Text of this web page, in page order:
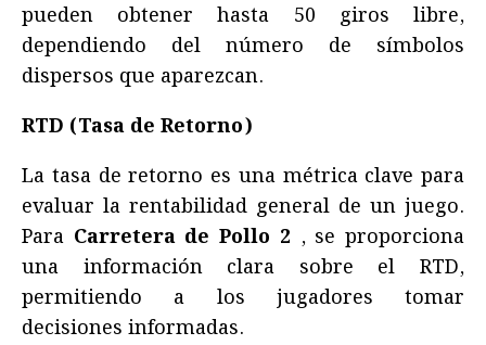
pueden obtener hasta 50 giros libre,
dependiendo del número de símbolos
dispersos que aparezcan.
RTD (Tasa de Retorno)
La tasa de retorno es una métrica clave para
evaluar la rentabilidad general de un juego.
Para Carretera de Pollo 2 , se proporciona
una información clara sobre el RTD,
permitiendo a los jugadores tomar
decisiones informadas.